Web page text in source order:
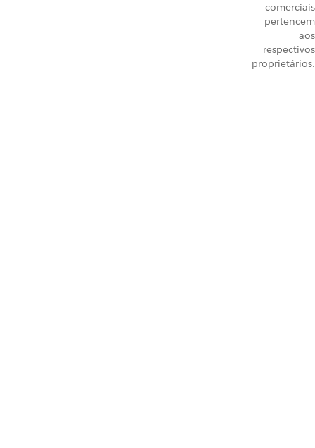
comerciais
pertencem
aos
respectivos
proprietários.